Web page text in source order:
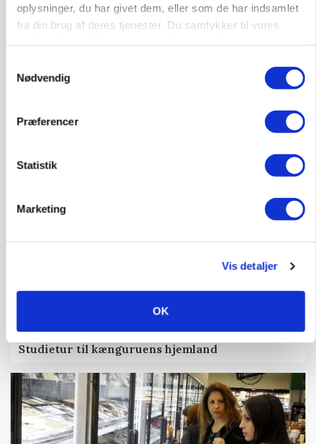
oplysninger, du har givet dem, eller som de har indsamlet
fra din brug af deres tjenester. Du samtykker til vores
Nødvendig
Præferencer
Statistik
Marketing
Vis detaljer
OK
pris
Annonce
LÆSERBREVE
Den drøje sandhed om prioritet
Studietur til kænguruens hjemland